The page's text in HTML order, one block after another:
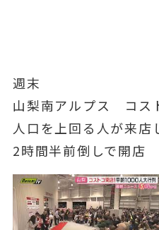
週末
山梨南アルプス コス
人口を上回る人が来店
2時間半前倒しで開店